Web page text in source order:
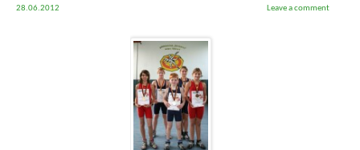
28.06.2012 Leave a comment